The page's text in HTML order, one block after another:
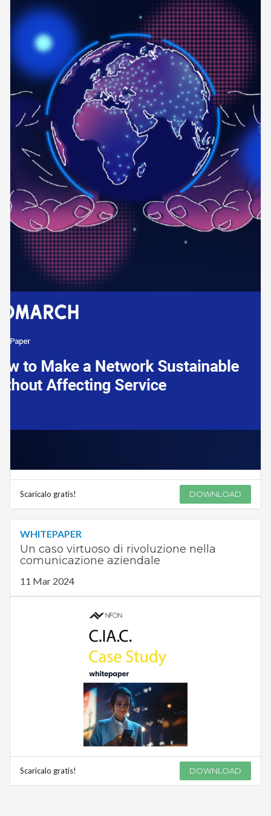
Scaricalo gratis! DOWNLOAD
WHITEPAPER
Un caso virtuoso di rivoluzione nella
comunicazione aziendale
11 Mar 2024
Scaricalo gratis! DOWNLOAD